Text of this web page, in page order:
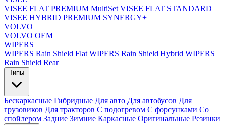
VISEE FLAT PREMIUM MultiSet VISEE FLAT STANDARD
VISEE HYBRID PREMIUM SYNERGY+
VOLVO
VOLVO OEM
WIPERS
WIPERS Rain Shield Flat WIPERS Rain Shield Hybrid WIPERS
Rain Shield Rear
Типы
Бескаркасные Гибридные Для авто Для автобусов Для
грузовиков Для тракторов С подогревом С форсунками Со
спойлером Задние Зимние Каркасные Оригинальные Резинки